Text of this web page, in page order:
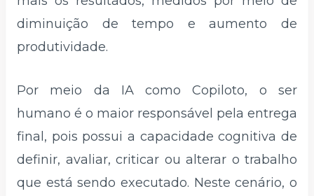
diminuição de tempo e aumento de
produtividade.
Por meio da IA como Copiloto, o ser
humano é o maior responsável pela entrega
final, pois possui a capacidade cognitiva de
definir, avaliar, criticar ou alterar o trabalho
que está sendo executado. Neste cenário, o